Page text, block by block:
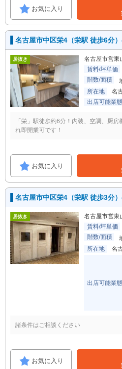
お気に入り
名古屋市中区栄4（栄駅 徒歩6分
居抜き 名古屋市営東
賃料/坪単価
階数/面積
所在地
名
出店可能業態
「栄」駅徒歩約6分！内装、空調、厨
れ即開業可です！
お気に入り
名古屋市中区栄4（栄駅 徒歩3分
居抜き 名古屋市営東
賃料/坪単価
階数/面積
所在地
名
出店可能業態
諸条件はご相談ください
お気に入り